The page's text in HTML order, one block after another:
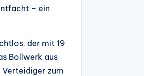
– ein
der mit 19
Bollwerk aus
Verteidiger zum